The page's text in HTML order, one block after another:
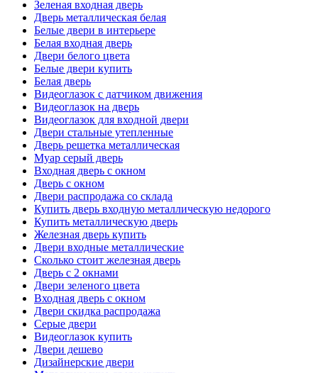
Зеленая входная дверь
Дверь металлическая белая
Белые двери в интерьере
Белая входная дверь
Двери белого цвета
Белые двери купить
Белая дверь
Видеоглазок с датчиком движения
Видеоглазок на дверь
Видеоглазок для входной двери
Двери стальные утепленные
Дверь решетка металлическая
Муар серый дверь
Входная дверь с окном
Дверь с окном
Двери распродажа со склада
Купить дверь входную металлическую недорого
Купить металлическую дверь
Железная дверь купить
Двери входные металлические
Сколько стоит железная дверь
Дверь с 2 окнами
Двери зеленого цвета
Входная дверь с окном
Двери скидка распродажа
Серые двери
Видеоглазок купить
Двери дешево
Дизайнерские двери